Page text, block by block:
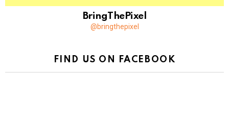
BringThePixel
@bringthepixel
FIND US ON FACEBOOK